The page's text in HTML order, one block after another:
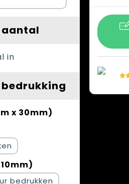
aantal
in
bedrukking
x 30mm)